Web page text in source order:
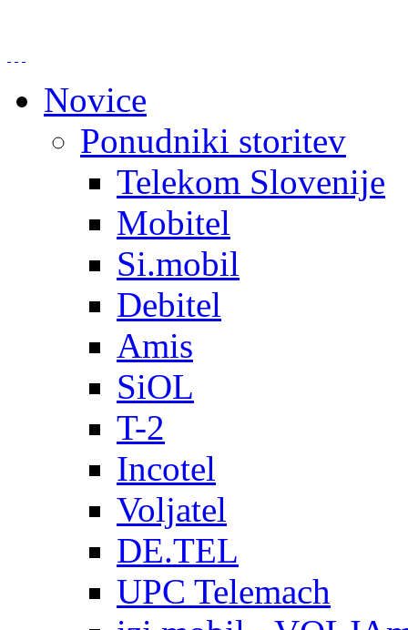
Novice
Ponudniki storitev
Telekom Slovenije
Mobitel
Si.mobil
Debitel
Amis
SiOL
T-2
Incotel
Voljatel
DE.TEL
UPC Telemach